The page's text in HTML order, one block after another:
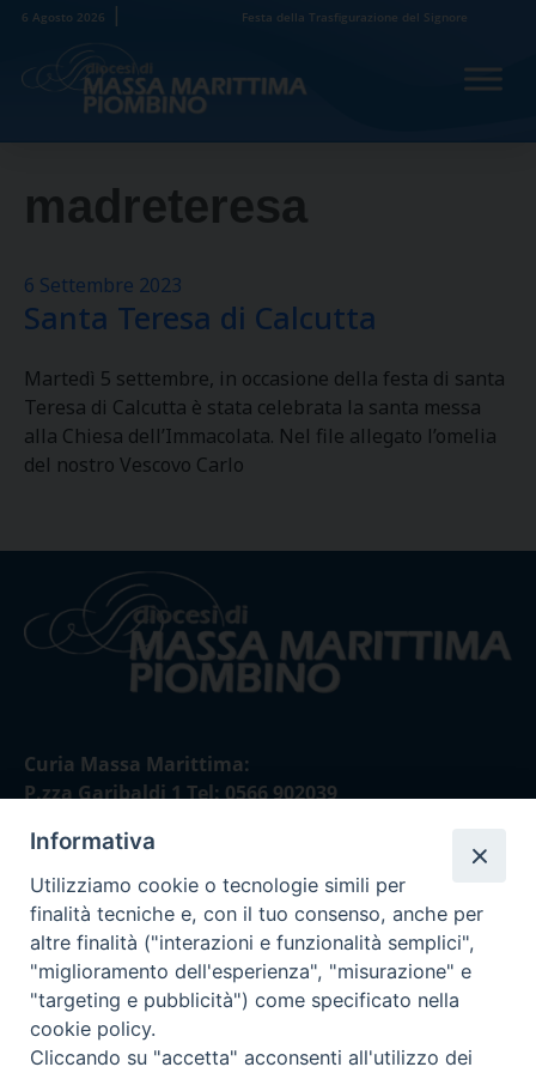
Skip
content
6 Agosto 2026 Festa della Trasfigurazione del Signore
madreteresa
6 Settembre 2023
Santa Teresa di Calcutta
Martedì 5 settembre, in occasione della festa di santa
Teresa di Calcutta è stata celebrata la santa messa
alla Chiesa dell’Immacolata. Nel file allegato l’omelia
del nostro Vescovo Carlo
Curia Massa Marittima:
P.zza Garibaldi 1 Tel: 0566 902039
Curia Piombino:
Via Don Minzoni,58/A Tel e Fax: 0565 32036
E-mail:
curia@diocesimassamarittima.it
Informativa
Utilizziamo cookie o tecnologie simili per
finalità tecniche e, con il tuo consenso, anche per
altre finalità ("interazioni e funzionalità semplici",
"miglioramento dell'esperienza", "misurazione" e
"targeting e pubblicità") come specificato nella
cookie policy.
Cliccando su "accetta" acconsenti all'utilizzo dei